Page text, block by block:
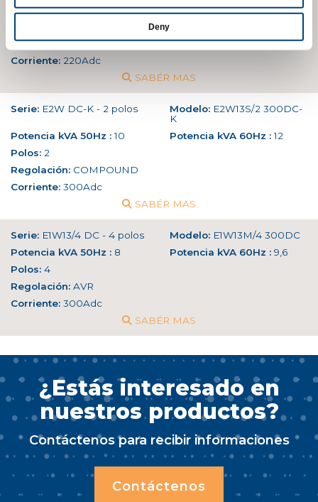
Deny
Potencia kVA 50Hz :9 Potencia kVA 60Hz :11
Regolación:COMPOUND
Corriente: 220Adc
SABÉR MAS
Serie: E2W DC-K - 2 polos Modelo: E2W13S/2 300DC-
K
Potencia kVA 50Hz :10 Potencia kVA 60Hz :12
Polos: 2
Regolación: COMPOUND
Corriente: 300Adc
SABÉR MAS
Serie: E1W13/4 DC - 4 polos Modelo: E1W13M/4 300DC
Potencia kVA 50Hz : 8 Potencia kVA 60Hz : 9,6
Polos: 4
Regolación: AVR
Corriente: 300Adc
SABÉR MAS
¿Estás interesado en
nuestros productos?
Contáctenos para recibir informaciones
Contáctenos